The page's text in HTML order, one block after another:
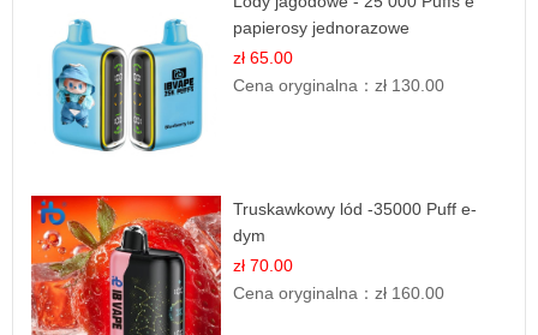
papierosy jednorazowe
zł 65.00
Cena oryginalna：zł 130.00
Truskawkowy lód -35000 Puff e-
dym
zł 70.00
Cena oryginalna：zł 160.00